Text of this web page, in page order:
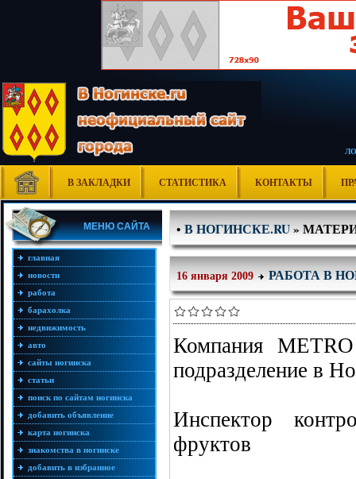
В ЗАКЛАДКИ СТАТИСТИКА КОНТАКТЫ
МЕНЮ САЙТА
главная
новости
работа
барахолка
недвижимость
авто
сайты ногинска
статьи
поиск по сайтам ногинска
добавить объявление
карта ногинска
знакомства в ногинске
добавить в избранное
•В НОГИНСКЕ.RU»
16 января 2009 РАБОТА В
Компания
подразделение в
Инспектор
фруктов